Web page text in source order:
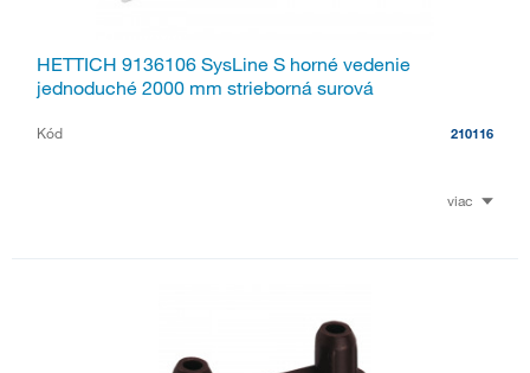
HETTICH 9136106 SysLine S horné vedenie
jednoduché 2000 mm strieborná surová
Kód 210116
viac